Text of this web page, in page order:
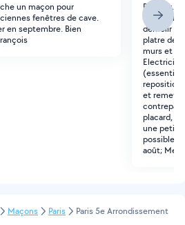
un maçon pour
fenêtres de cave.
en septembre. Bien
Bonjour,
à
démolir et
platre de
murs et
Electricité
et
placard,
une
possible
août;
Maçons Paris Paris 5e Arrondissement